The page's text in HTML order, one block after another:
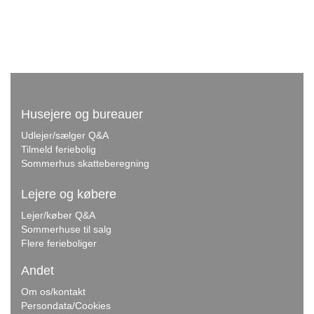
Husejere og bureauer
Udlejer/sælger Q&A
Tilmeld feriebolig
Sommerhus skatteberegning
Lejere og købere
Lejer/køber Q&A
Sommerhuse til salg
Flere ferieboliger
Andet
Om os/kontakt
Persondata/Cookies